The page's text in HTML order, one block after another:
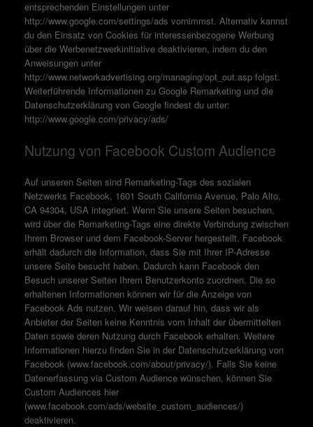
entsprechenden Einstellungen unter
http://www.google.com/settings/ads vornimmst. Alternativ kannst
du den Einsatz von Cookies für interessenbezogene Werbung
über die Werbenetzwerkinitiative deaktivieren, indem du den
Anweisungen unter
http://www.networkadvertising.org/managing/opt_out.asp folgst.
Weiterführende Informationen zu Google Remarketing und die
Datenschutzerklärung von Google findest du unter:
http://www.google.com/privacy/ads/
Nutzung von Facebook Custom Audience
Auf unseren Seiten sind Remarketing-Tags des sozialen
Netzwerks Facebook, 1601 South California Avenue, Palo Alto,
CA 94304, USA integriert. Wenn Sie unsere Seiten besuchen,
wird über die Remarketing-Tags eine direkte Verbindung zwischen
Ihrem Browser und dem Facebook-Server hergestellt. Facebook
erhält dadurch die Information, dass Sie mit Ihrer IP-Adresse
unsere Seite besucht haben. Dadurch kann Facebook den
Besuch unserer Seiten Ihrem Benutzerkonto zuordnen. Die so
erhaltenen Informationen können wir für die Anzeige von
Facebook Ads nutzen. Wir weisen darauf hin, dass wir als
Anbieter der Seiten keine Kenntnis vom Inhalt der übermittelten
Daten sowie deren Nutzung durch Facebook erhalten. Weitere
Informationen hierzu finden Sie in der Datenschutzerklärung von
Facebook (www.facebook.com/about/privacy/). Falls Sie keine
Datenerfassung via Custom Audience wünschen, können Sie
Custom Audiences hier
(www.facebook.com/ads/website_custom_audiences/)
deaktivieren.